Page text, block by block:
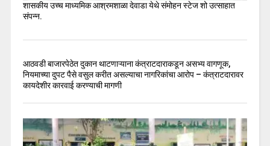
शासकीय उच्च माध्यमिक आश्रमशाळा देवाडा येथे संमोहन स्टेज शो उत्साहात
संपन्न.
आठवडी बाजारपेठेत दुकान थाटणाऱ्याना कंत्राटदाराकडून असभ्य वागणूक,
नियमाच्या दुपट पैसे वसुल करीत असल्याचा नागरिकांचा आरोप – कंत्राटदारावर
कायदेशीर कारवाई करण्याची मागणी